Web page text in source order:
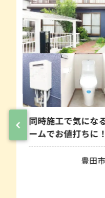
同時施工で気にな
ームでお値打ちに！
豊田